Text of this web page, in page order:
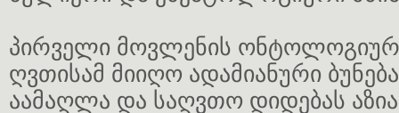
პირველი მოვლენის
ღვთისამ მიიღო ადამიანური
აამაღლა და საღვთო დიდებას